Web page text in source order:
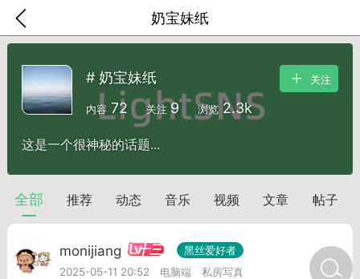
奶宝妹纸
# 奶宝妹纸
内容 72 关注 9 浏览 2.3k
关注
这是一个很神秘的话题...
全部 推荐 动态 音乐 视频 文章 帖子
monijiang 十三
黑丝爱好者
2025-05-11 20:52
电脑端 私房写真